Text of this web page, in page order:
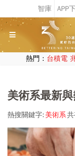
熱門： 台積電
美術系最新
熱搜關鍵字: 美術系